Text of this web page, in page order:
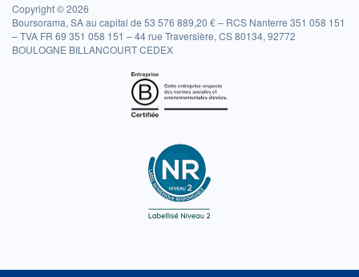
Copyright © 2026
Boursorama, SA au capital de 53 576 889,20 € – RCS Nanterre 351 058 151
– TVA FR 69 351 058 151 – 44 rue Traversière, CS 80134, 92772
BOULOGNE BILLANCOURT CEDEX